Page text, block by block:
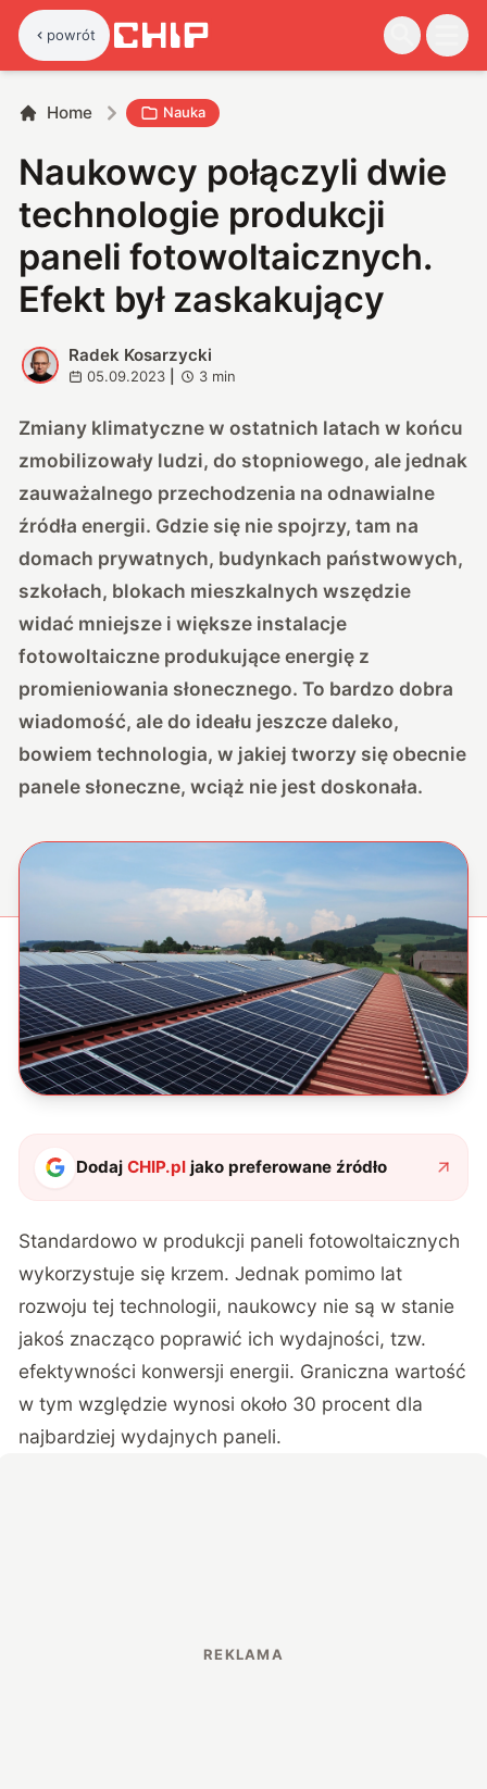
powrót
Home Nauka
Naukowcy połączyli dwie
technologie produkcji
paneli fotowoltaicznych.
Efekt był zaskakujący
R
Radek Kosarzycki
05.09.2023 3 min
Zmiany klimatyczne w ostatnich latach w końcu
zmobilizowały ludzi, do stopniowego, ale jednak
zauważalnego przechodzenia na odnawialne
źródła energii. Gdzie się nie spojrzy, tam na
domach prywatnych, budynkach państwowych,
szkołach, blokach mieszkalnych wszędzie
widać mniejsze i większe instalacje
fotowoltaiczne produkujące energię z
promieniowania słonecznego. To bardzo dobra
wiadomość, ale do ideału jeszcze daleko,
bowiem technologia, w jakiej tworzy się obecnie
panele słoneczne, wciąż nie jest doskonała.
DodajCHIP.pl jako preferowane źródło
Standardowo w produkcji paneli fotowoltaicznych
wykorzystuje się krzem. Jednak pomimo lat
rozwoju tej technologii, naukowcy nie są w stanie
jakoś znacząco poprawić ich wydajności, tzw.
efektywności konwersji energii. Graniczna wartość
w tym względzie wynosi około 30 procent dla
najbardziej wydajnych paneli.